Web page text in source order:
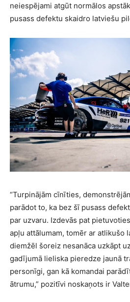
neiespējami atgūt normālos
pusass defektu skaidro latviešu
“Turpinājām cīnīties,
parādot to, ka bez šī pusass
par uzvaru. Izdevās pat
apļu attālumam, tomēr ar atlikušo
diemžēl šoreiz nesanāca uzkāpt
gadījumā lieliska pieredze jaunā
personīgi, gan kā komandai
ātrumu,” pozitīvi noskaņots ir